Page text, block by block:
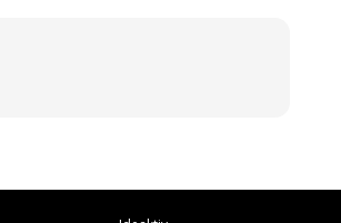
kulat dan bakteria. Triclosan
kemungkinan bakteria